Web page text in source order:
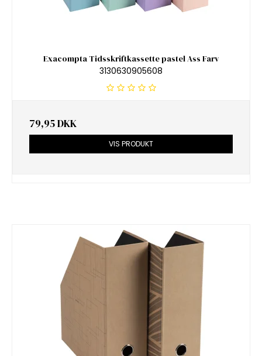
Exacompta Tidsskriftkassette pastel Ass Farv
3130630905608
79,95 DKK
VIS PRODUKT